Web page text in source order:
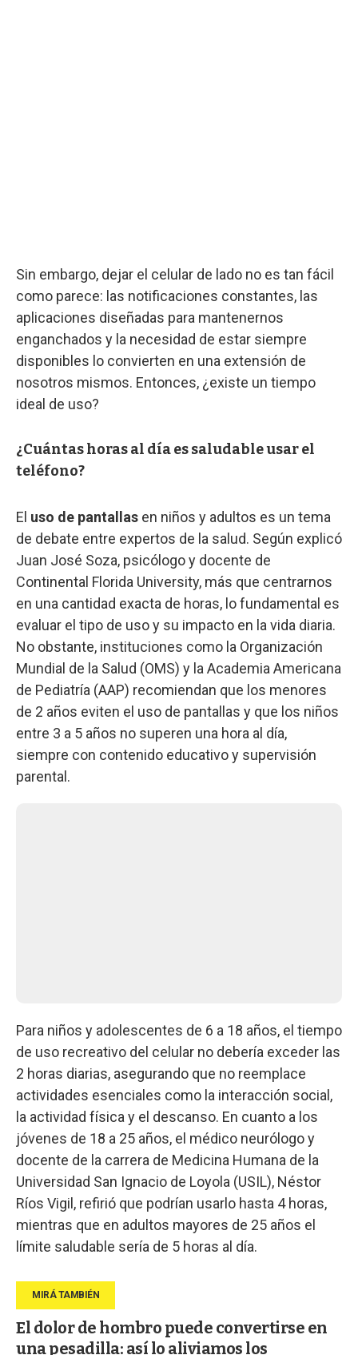
Sin embargo, dejar el celular de lado no es tan fácil
como parece: las notificaciones constantes, las
aplicaciones diseñadas para mantenernos
enganchados y la necesidad de estar siempre
disponibles lo convierten en una extensión de
nosotros mismos. Entonces, ¿existe un tiempo
ideal de uso?
¿Cuántas horas al día es saludable usar el
teléfono?
El uso de pantallas en niños y adultos es un tema
de debate entre expertos de la salud. Según explicó
Juan José Soza, psicólogo y docente de
Continental Florida University, más que centrarnos
en una cantidad exacta de horas, lo fundamental es
evaluar el tipo de uso y su impacto en la vida diaria.
No obstante, instituciones como la Organización
Mundial de la Salud (OMS) y la Academia Americana
de Pediatría (AAP) recomiendan que los menores
de 2 años eviten el uso de pantallas y que los niños
entre 3 a 5 años no superen una hora al día,
siempre con contenido educativo y supervisión
parental.
Para niños y adolescentes de 6 a 18 años, el tiempo
de uso recreativo del celular no debería exceder las
2 horas diarias, asegurando que no reemplace
actividades esenciales como la interacción social,
la actividad física y el descanso. En cuanto a los
jóvenes de 18 a 25 años, el médico neurólogo y
docente de la carrera de Medicina Humana de la
Universidad San Ignacio de Loyola (USIL), Néstor
Ríos Vigil, refirió que podrían usarlo hasta 4 horas,
mientras que en adultos mayores de 25 años el
límite saludable sería de 5 horas al día.
El dolor de hombro puede convertirse en
una pesadilla: así lo aliviamos los